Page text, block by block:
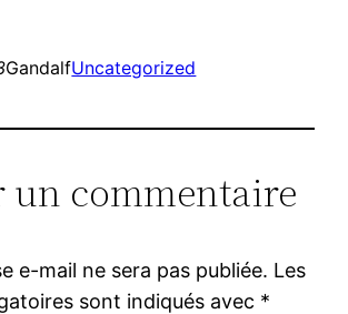
GandalfUncategorized
un commentaire
e-mail ne sera pas publiée. Les
sont indiqués avec *